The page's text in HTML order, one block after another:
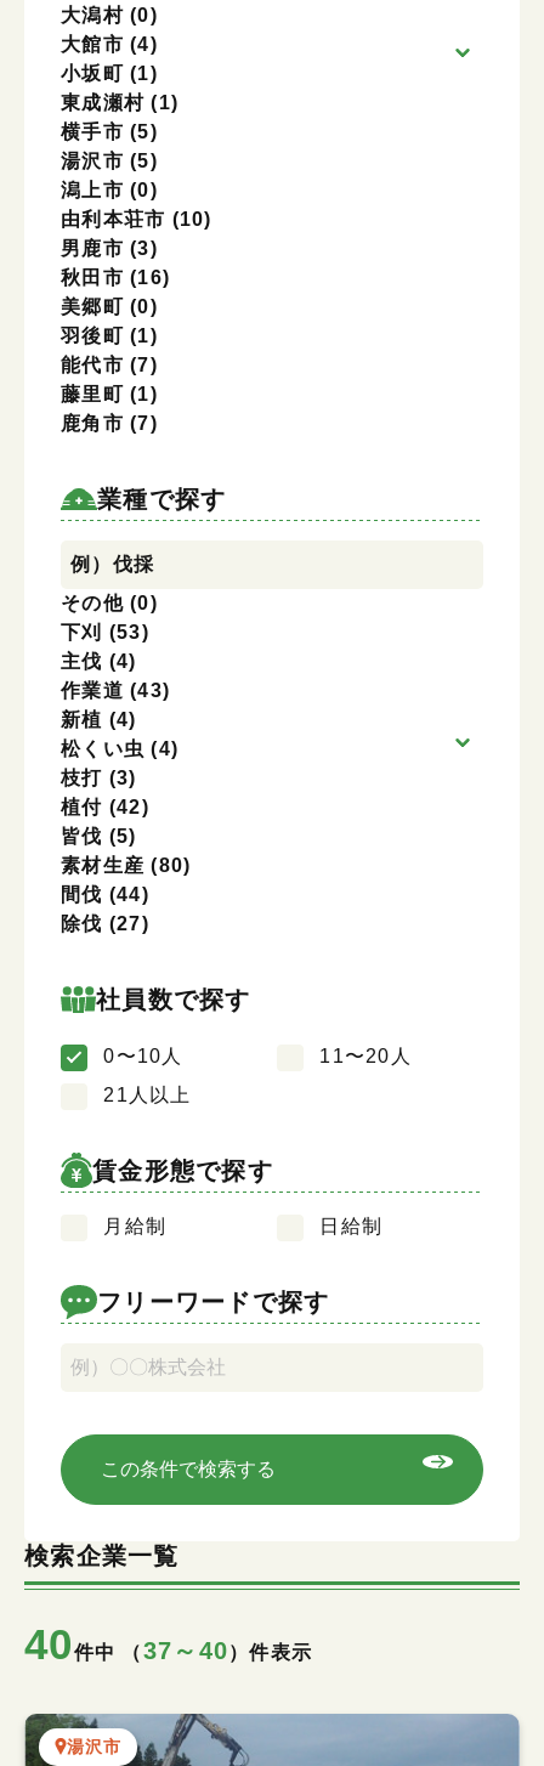
大潟村 (0)
大館市 (4)
小坂町 (1)
東成瀬村 (1)
横手市 (5)
湯沢市 (5)
潟上市 (0)
由利本荘市 (10)
男鹿市 (3)
秋田市 (16)
美郷町 (0)
羽後町 (1)
能代市 (7)
藤里町 (1)
鹿角市 (7)
業種で探す
業種で探す
例）伐採
その他 (0)
下刈
(53)
主伐 (4)
作業道 (43)
新植 (4)
松くい虫 (4)
枝打 (3)
植付 (42)
皆伐 (5)
素材生産 (80)
間伐 (44)
除伐 (27)
社員数で探す
0〜10人
11〜20人
21人以上
賃金形態で探す
月給制 日給制
フリーワードで探す
キーワード検索
この条件で検索する
検索企業一覧
40件中 （37～40）件表示
湯沢市